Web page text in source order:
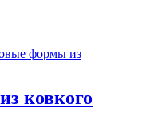
ковкого